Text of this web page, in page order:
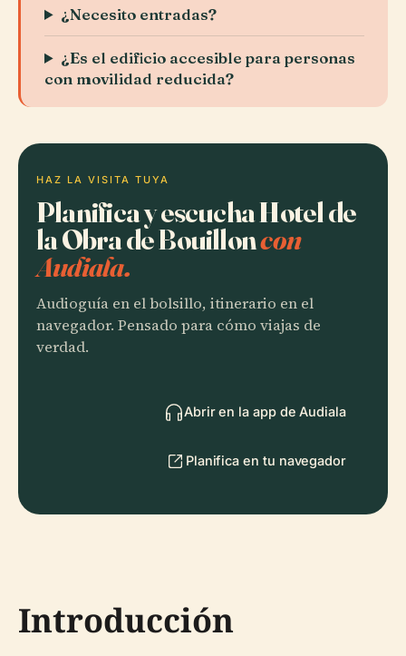
¿Necesito entradas?
¿Es el edificio accesible para personas
con movilidad reducida?
HAZ LA VISITA TUYA
Planifica y escucha Hotel de
la Obra de Bouilloncon
Audiala.
Audioguía en el bolsillo, itinerario en el
navegador. Pensado para cómo viajas de
verdad.
Abrir en la app de Audiala
Planifica en tu navegador
Introducción